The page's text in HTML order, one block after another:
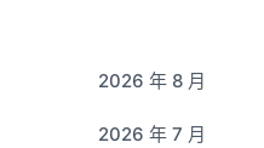
2026 年 8 月
2026 年 7 月